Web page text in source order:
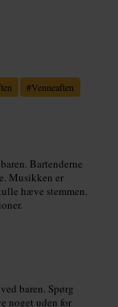
#Venneaften
Bartenderne
Musikken er
hæve stemmen.
baren. Spørg
noget uden for